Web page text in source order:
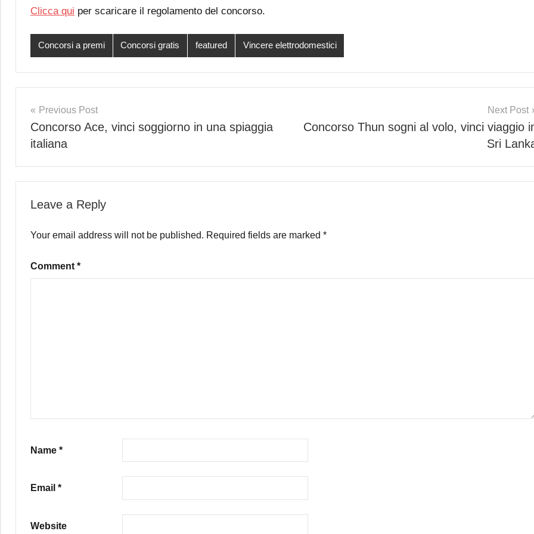
Clicca qui per scaricare il regolamento del concorso.
Concorsi a premi Concorsi gratis featured Vincere elettrodomestici
Post
navigation
Previous Post
Concorso Ace, vinci soggiorno in una spiaggia
italiana
Next Post
Concorso Thun sogni al volo, vinci viaggio
Sri
Leave a Reply
Your email address will not be published. Required fields are marked *
Comment *
Name *
Email *
Website